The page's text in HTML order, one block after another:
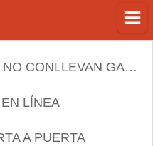
NUESTROS PRECIOS NO CONLLEVAN GASTOS OCULTOS
LÍNEA
A PUERTA